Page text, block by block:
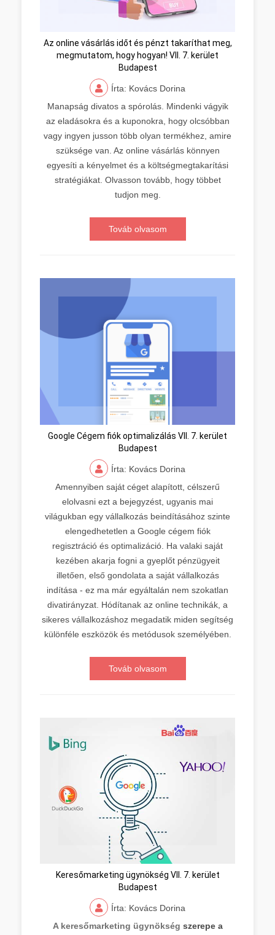
Az online vásárlás időt és pénzt takaríthat meg,
megmutatom, hogy hogyan! VII. 7. kerület
Budapest
Írta: Kovács Dorina
Manapság divatos a spórolás. Mindenki vágyik
az eladásokra és a kuponokra, hogy olcsóbban
vagy ingyen jusson több olyan termékhez, amire
szüksége van. Az online vásárlás könnyen
egyesíti a kényelmet és a költségmegtakarítási
stratégiákat. Olvasson tovább, hogy többet
tudjon meg.
Továb olvasom
Google Cégem fiók optimalizálás VII. 7. kerület
Budapest
Írta: Kovács Dorina
Amennyiben saját céget alapított, célszerű
elolvasni ezt a bejegyzést, ugyanis mai
világukban egy vállalkozás beindításához szinte
elengedhetetlen a Google cégem fiók
regisztráció és optimalizáció. Ha valaki saját
kezében akarja fogni a gyeplőt pénzügyeit
illetően, első gondolata a saját vállalkozás
indítása - ez ma már egyáltalán nem szokatlan
divatirányzat. Hódítanak az online technikák, a
sikeres vállalkozáshoz megadatik miden segítség
különféle eszközök és metódusok személyében.
Továb olvasom
Keresőmarketing ügynökség VII. 7. kerület
Budapest
Írta: Kovács Dorina
A keresőmarketing ügynökség szerepe a